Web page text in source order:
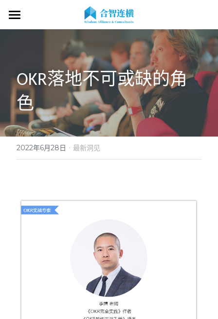
首页
关于我们
OKR专家
战略伙伴
客户见证
专业服务
OKR服务体系
OKR系统落地陪跑
OKR战略解码
经营分析会
OKR教练认证
了解COC
OKR证书查询
学习资源
专家视频
最新洞见
新闻动态
现在预约
OKR落地不可或缺的角
色
2022年6月28日 · 最新洞见